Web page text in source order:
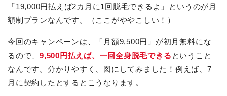
「19,000円払えば2カ月に1回脱毛できるよ」というのが月
額制プランなんです。（ここがややこしい！）
今回のキャンペーンは、「月額9,500円」が初月無料にな
るので、9,500円払えば、一回全身脱毛できる ということ
なんです。分かりやすく、図にしてみました！例えば、7
月に契約したとするとこうなります。